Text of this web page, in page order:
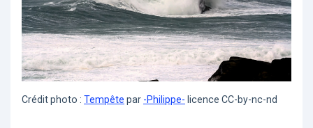
Crédit photo : Tempête par -Philippe- licence CC-by-nc-nd